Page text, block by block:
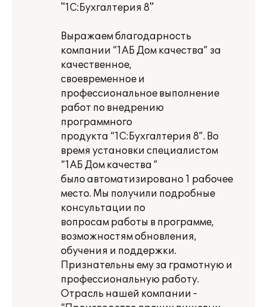
"1С:Бухгалтерия 8"
Выражаем благодарность
компании “1АБ Дом качества” за
качественное,
своевременное и
профессиональное выполнение
работ по внедрению
программного
продукта “1С:Бухгалтерия 8”. Во
время установки специалистом
“1АБ Дом качества ”
было автоматизировано 1 рабочее
место. Мы получили подробные
консультации по
вопросам работы в программе,
возможностям обновления,
обучения и поддержки.
Признательны ему за грамотную и
профессиональную работу.
Отрасль нашей компании -